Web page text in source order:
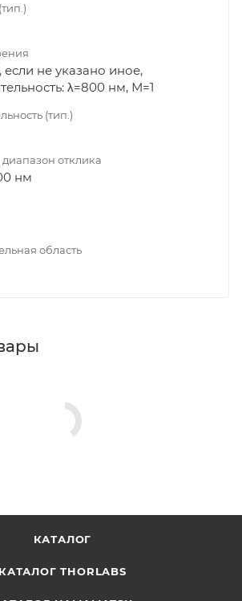
если не указано иное,
λ=800 нм, М=1
(тип.)
отклика
нм
область
КАТАЛОГ
КАТАЛОГ THORLABS